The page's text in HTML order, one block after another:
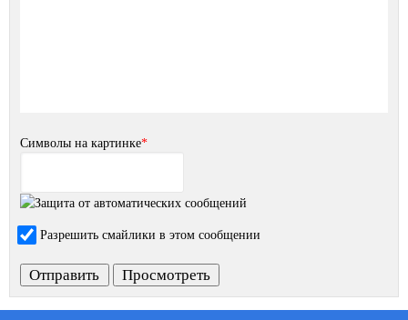
Символы на картинке*
Разрешить смайлики в этом сообщении